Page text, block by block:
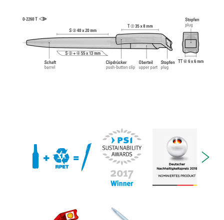
Dokumental
indélébile.